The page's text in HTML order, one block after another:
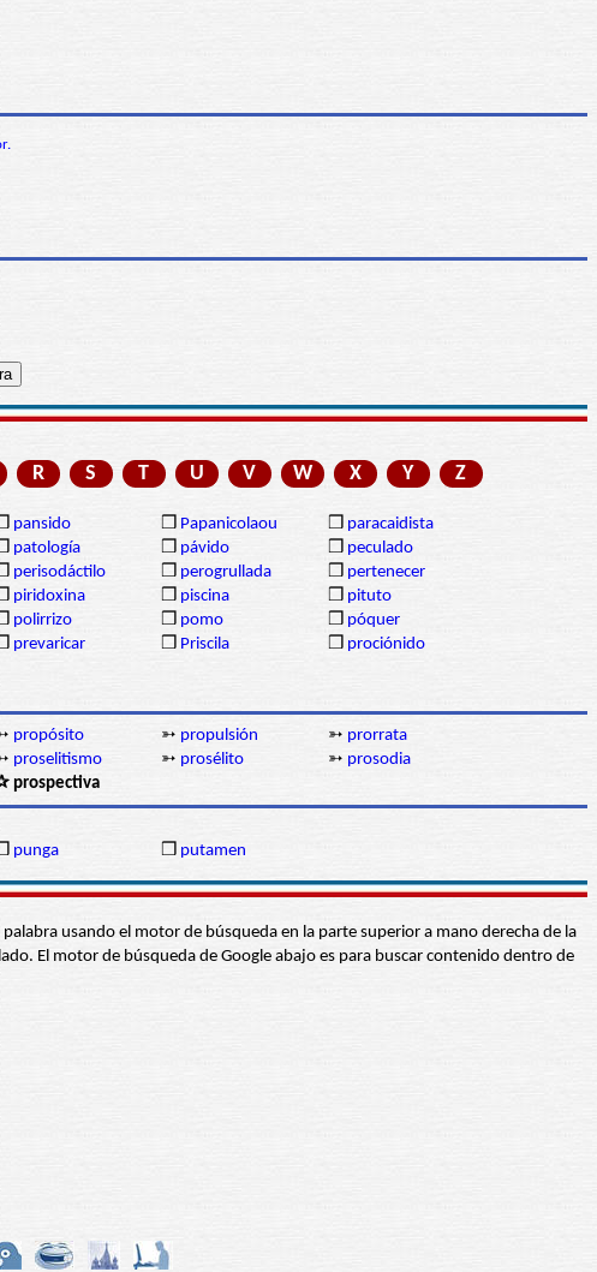
R S T U V W X Y Z
pansido ❒ Papanicolaou ❒ paracaidista
patología ❒ pávido ❒ peculado
perisodáctilo ❒ perogrullada ❒ pertenecer
piridoxina ❒ piscina ❒ pituto
polirrizo ❒ pomo ❒ póquer
prevaricar ❒ Priscila ❒ prociónido
propósito ➳ propulsión ➳ prorrata
proselitismo ➳ prosélito ➳ prosodia
prospectiva
punga ❒ putamen
usando el motor de búsqueda en la parte superior a mano derecha de la
El motor de búsqueda de Google abajo es para buscar contenido dentro de